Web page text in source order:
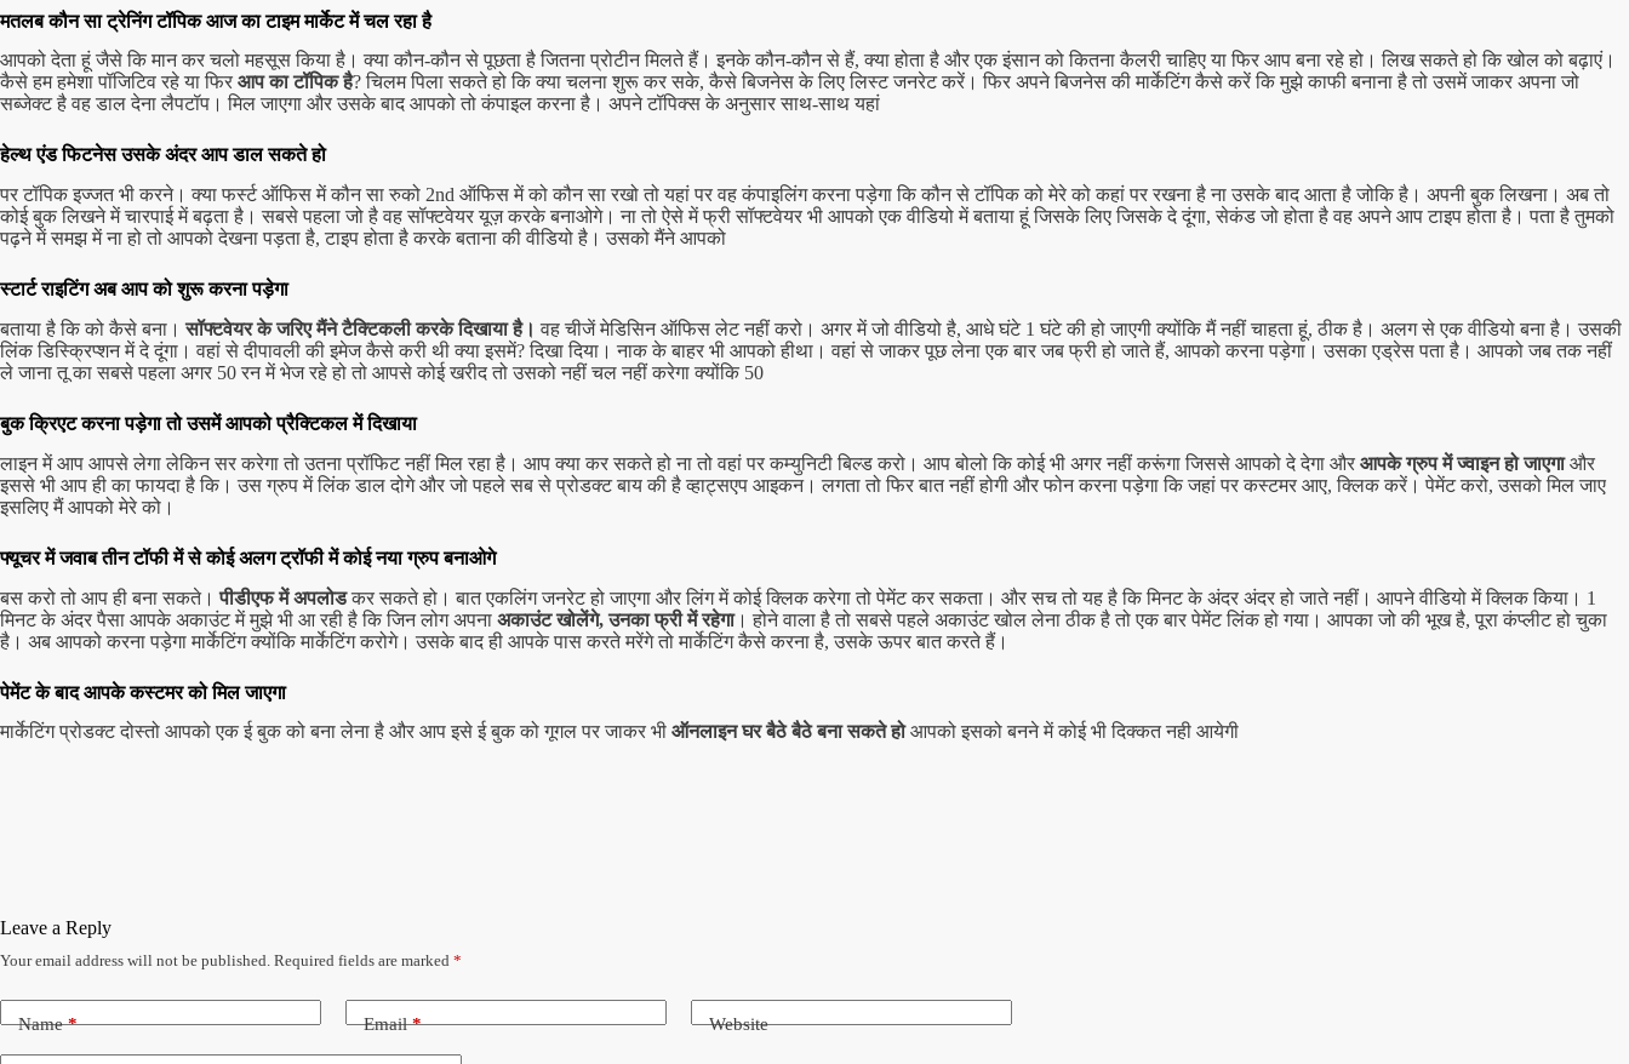
मतलब कौन सा ट्रेनिंग टॉपिक आज का टाइम मार्केट में चल रहा है
आपको देता हूं जैसे कि मान कर चलो महसूस किया है। क्या कौन-कौन से पूछता है जितना प्रोटीन मिलते हैं। इनके कौन-कौन से हैं, क्या होता है और एक इंसान को कितना कैलरी चाहिए या फिर आप बना रहे हो। लिख सकते हो कि खोल को बढ़ाएं।
कैसे हम हमेशा पॉजिटिव रहे या फिर आप का टॉपिक है? चिलम पिला सकते हो कि क्या चलना शुरू कर सके, कैसे बिजनेस के लिए लिस्ट जनरेट करें। फिर अपने बिजनेस की मार्केटिंग कैसे करें कि मुझे काफी बनाना है तो उसमें जाकर अपना जो
सब्जेक्ट है वह डाल देना लैपटॉप। मिल जाएगा और उसके बाद आपको तो कंपाइल करना है। अपने टॉपिक्स के अनुसार साथ-साथ यहां
हेल्थ एंड फिटनेस उसके अंदर आप डाल सकते हो
पर टॉपिक इज्जत भी करने। क्या फर्स्ट ऑफिस में कौन सा रुको 2nd ऑफिस में को कौन सा रखो तो यहां पर वह कंपाइलिंग करना पड़ेगा कि कौन से टॉपिक को मेरे को कहां पर रखना है ना उसके बाद आता है जोकि है। अपनी बुक लिखना। अब तो
कोई बुक लिखने में चारपाई में बढ़ता है। सबसे पहला जो है वह सॉफ्टवेयर यूज़ करके बनाओगे। ना तो ऐसे में फ्री सॉफ्टवेयर भी आपको एक वीडियो में बताया हूं जिसके लिए जिसके दे दूंगा, सेकंड जो होता है वह अपने आप टाइप होता है। पता है तुमको
पढ़ने में समझ में ना हो तो आपको देखना पड़ता है, टाइप होता है करके बताना की वीडियो है। उसको मैंने आपको
स्टार्ट राइटिंग अब आप को शुरू करना पड़ेगा
बताया है कि को कैसे बना।सॉफ्टवेयर के जरिए मैंने टैक्टिकली करके दिखाया है। वह चीजें मेडिसिन ऑफिस लेट नहीं करो। अगर में जो वीडियो है, आधे घंटे 1 घंटे की हो जाएगी क्योंकि मैं नहीं चाहता हूं, ठीक है। अलग से एक वीडियो बना है। उसकी
लिंक डिस्क्रिप्शन में दे दूंगा। वहां से दीपावली की इमेज कैसे करी थी क्या इसमें? दिखा दिया।नाक के बाहर भी आपको हीथा। वहां से जाकर पूछ लेना एक बार जब फ्री हो जाते हैं, आपको करना पड़ेगा। उसका एड्रेस पता है। आपको जब तक नहीं
ले जाना तू का सबसे पहला अगर 50 रन में भेज रहे हो तो आपसे कोई खरीद तो उसको नहीं चल नहीं करेगा क्योंकि 50
बुक क्रिएट करना पड़ेगा तो उसमें आपको प्रैक्टिकल में दिखाया
लाइन में आप आपसे लेगा लेकिन सर करेगा तो उतना प्रॉफिट नहीं मिल रहा है। आप क्या कर सकते हो ना तो वहां पर कम्युनिटी बिल्ड करो। आप बोलो कि कोई भी अगर नहीं करूंगा जिससे आपको दे देगा और आपके ग्रुप में ज्वाइन हो जाएगाऔर
इससे भी आप ही का फायदा है कि। उस ग्रुप में लिंक डाल दोगे और जो पहले सब से प्रोडक्ट बाय की है व्हाट्सएप आइकन। लगता तो फिर बात नहीं होगी और फोन करना पड़ेगा कि जहां पर कस्टमर आए, क्लिक करें। पेमेंट करो, उसको मिल जाए
इसलिए मैं आपको मेरे को।
फ्यूचर में जवाब तीन टॉफी में से कोई अलग ट्रॉफी में कोई नया ग्रुप बनाओगे
बस करो तो आप ही बना सकते।पीडीएफ में अपलोडकर सकते हो। बात एकलिंग जनरेट हो जाएगा और लिंग में कोई क्लिक करेगा तो पेमेंट कर सकता। और सच तो यह है कि मिनट के अंदर अंदर हो जाते नहीं। आपने वीडियो में क्लिक किया। 1
मिनट के अंदर पैसा आपके अकाउंट में मुझे भी आ रही है कि जिन लोग अपना अकाउंट खोलेंगे, उनका फ्री में रहेगा। होने वाला है तो सबसे पहले अकाउंट खोल लेना ठीक है तो एक बार पेमेंट लिंक हो गया। आपका जो की भूख है, पूरा कंप्लीट हो चुका
है। अब आपको करना पड़ेगा मार्केटिंग क्योंकि मार्केटिंग करोगे। उसके बाद ही आपके पास करते मरेंगे तो मार्केटिंग कैसे करना है, उसके ऊपर बात करते हैं।
पेमेंट के बाद आपके कस्टमर को मिल जाएगा
मार्केटिंग प्रोडक्ट दोस्तो आपको एक ई बुक को बना लेना है और आप इसे ई बुक को गूगल पर जाकर भी ऑनलाइन घर बैठे बैठे बना सकते होआपको इसको बनने में कोई भी दिक्कत नही आयेगी
Leave a Reply
Your email address will not be published. Required fields are marked *
Name* Email* Website